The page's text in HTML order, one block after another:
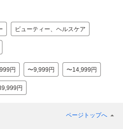
ビューティー、ヘルスケア
円 〜9,999円 〜14,999円
円
ページトップへ